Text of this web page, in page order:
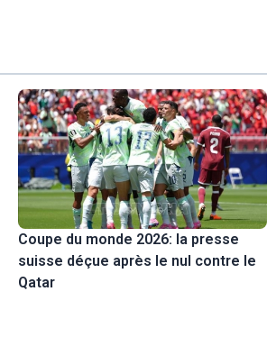
Coupe du monde 2026: la presse
suisse déçue après le nul contre le
Qatar